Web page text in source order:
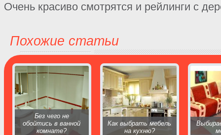
Очень красиво смотрятся и рейлинги с
Похожие статьи
Без чего не
обойтись в ванной
комнате?
Как выбрать мебель
на кухню?